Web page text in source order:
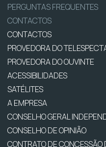
PERGUNTAS FREQUENTES
CONTACTOS
CONTACTOS
PROVEDORA DO
PROVEDORA DO OUVINTE
ACESSIBILIDADES
SATÉLITES
A EMPRESA
CONSELHO GERAL
CONSELHO DE OPINIÃO
CONTRATO DE CONCESSÃO